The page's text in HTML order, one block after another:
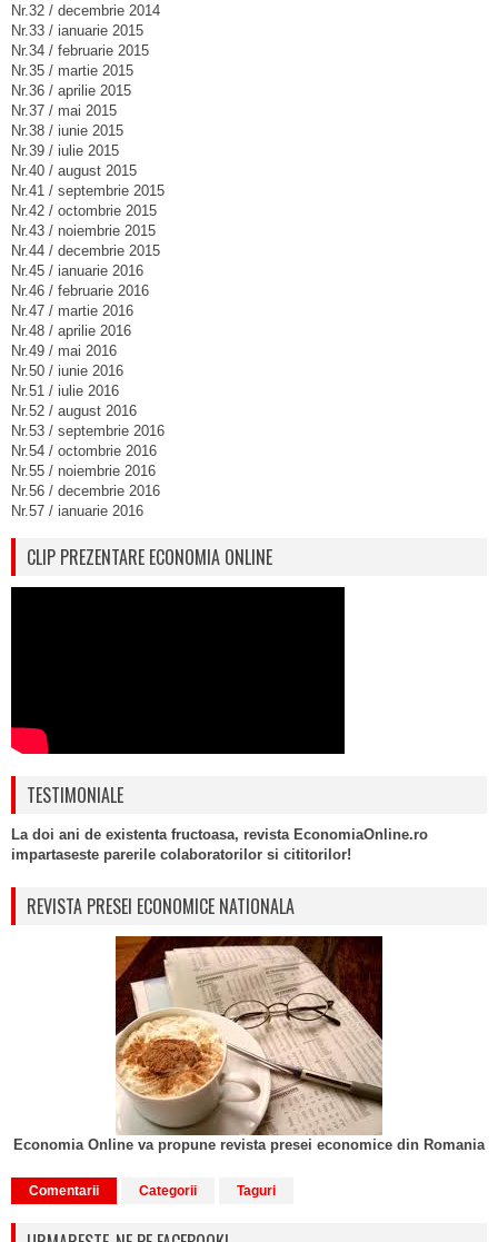
Nr.32 / decembrie 2014
Nr.33 / ianuarie 2015
Nr.34 / februarie 2015
Nr.35 / martie 2015
Nr.36 / aprilie 2015
Nr.37 / mai 2015
Nr.38 / iunie 2015
Nr.39 / iulie 2015
Nr.40 / august 2015
Nr.41 / septembrie 2015
Nr.42 / octombrie 2015
Nr.43 / noiembrie 2015
Nr.44 / decembrie 2015
Nr.45 / ianuarie 2016
Nr.46 / februarie 2016
Nr.47 / martie 2016
Nr.48 / aprilie 2016
Nr.49 / mai 2016
Nr.50 / iunie 2016
Nr.51 / iulie 2016
Nr.52 / august 2016
Nr.53 / septembrie 2016
Nr.54 / octombrie 2016
Nr.55 / noiembrie 2016
Nr.56 / decembrie 2016
Nr.57 / ianuarie 2016
CLIP PREZENTARE ECONOMIA ONLINE
TESTIMONIALE
La doi ani de existenta fructoasa, revista EconomiaOnline.ro
impartaseste parerile colaboratorilor si cititorilor!
REVISTA PRESEI ECONOMICE NATIONALA
Economia Online va propune revista presei economice din Romania
Comentarii Categorii Taguri